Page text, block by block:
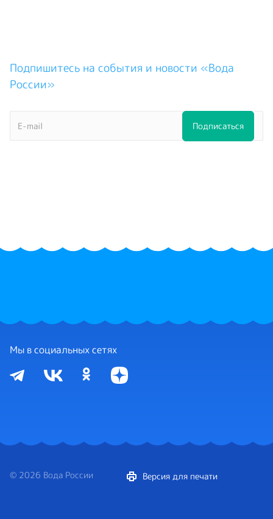
Подпишитесь на события и новости «Вода
России»
Мы в социальных сетях
© 2026 Вода России Версия для печати